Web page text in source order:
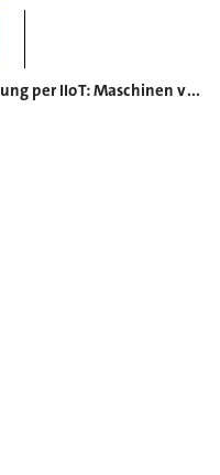
Wartung per IIoT: Maschinen vernetzen, Messwerte analysieren